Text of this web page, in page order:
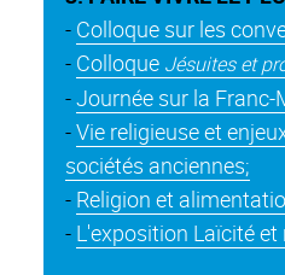
- Colloque sur les
- Colloque Jésuites et
-Journée sur la Franc-
-Vie religieuse et
sociétés anciennes;
- Religion et
- L'exposition Laïcité et